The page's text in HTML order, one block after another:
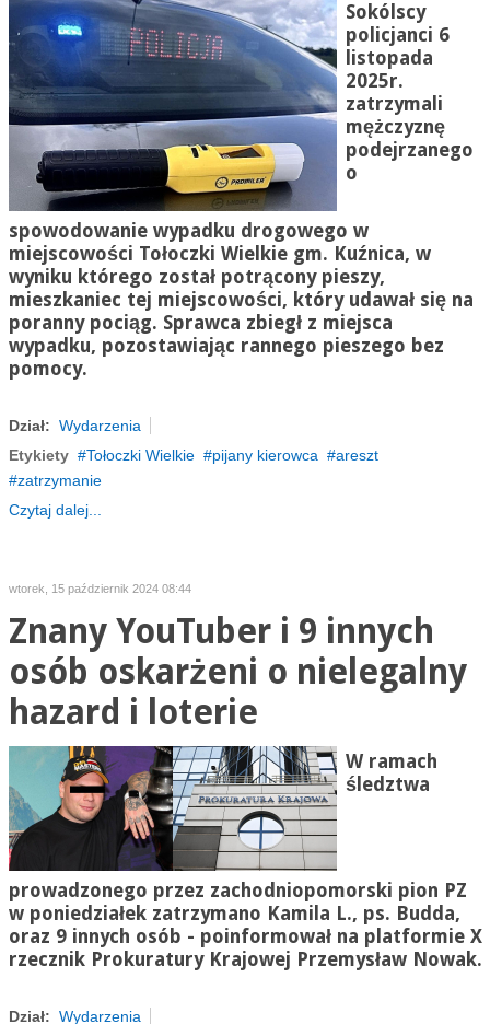
Sokólscy
policjanci 6
listopada
2025r.
zatrzymali
mężczyznę
podejrzanego
o
spowodowanie wypadku drogowego w
miejscowości Tołoczki Wielkie gm. Kuźnica, w
wyniku którego został potrącony pieszy,
mieszkaniec tej miejscowości, który udawał się na
poranny pociąg. Sprawca zbiegł z miejsca
wypadku, pozostawiając rannego pieszego bez
pomocy.
Dział: Wydarzenia
Etykiety
Tołoczki Wielkie pijany kierowca
areszt
zatrzymanie
Czytaj dalej...
wtorek, 15 październik 2024 08:44
Znany YouTuber i 9 innych
osób oskarżeni o nielegalny
hazard i loterie
W ramach
śledztwa
prowadzonego przez zachodniopomorski pion PZ
w poniedziałek zatrzymano Kamila L., ps. Budda,
oraz 9 innych osób - poinformował na platformie X
rzecznik Prokuratury Krajowej Przemysław Nowak.
Dział: Wydarzenia